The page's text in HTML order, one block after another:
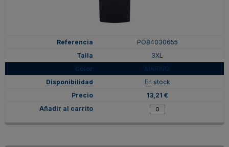
PO84030655
3XL
MARINO
En stock
13,21 €